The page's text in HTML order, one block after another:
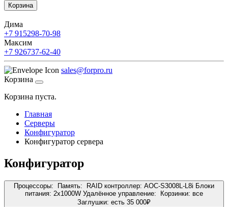
Корзина
Дима
+7 915298-70-98
Максим
+7 926737-62-40
sales@forpro.ru
Корзина
Корзина пуста.
Главная
Серверы
Конфигуратор
Конфигуратор сервера
Конфигуратор
Процессоры: Память: RAID контроллер: AOC-S3008L-L8i Блоки
питания: 2x1000W Удалённое управление: Корзинки: все
Заглушки: есть 35 000₽